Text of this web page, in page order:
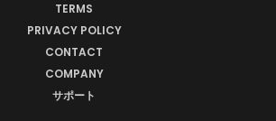
TERMS
PRIVACY POLICY
CONTACT
COMPANY
サポート